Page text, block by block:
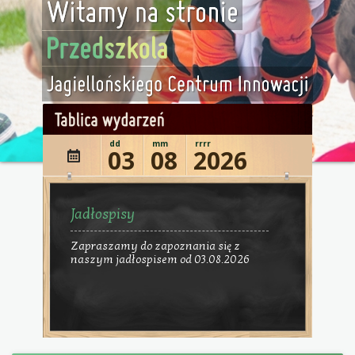
wydażenie
dd
03
mm
08
rrrr
2026
Jadłospisy
Zapraszamy do zapoznania się z
naszym jadłospisem od 03.08.2026